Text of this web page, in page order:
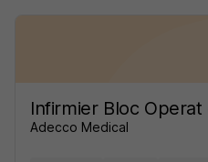
Infirmier Bloc Operat
Adecco Medical